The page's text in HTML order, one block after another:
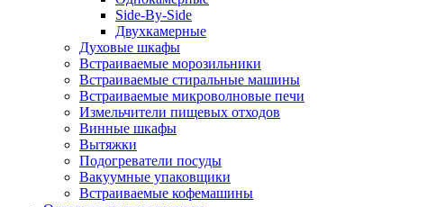
Side-By-Side
Двухкамерные
Духовые шкафы
Встраиваемые морозильники
Встраиваемые стиральные машины
Встраиваемые микроволновые печи
Измельчители пищевых отходов
Винные шкафы
Вытяжки
Подогреватели посуды
Вакуумные упаковщики
Встраиваемые кофемашины